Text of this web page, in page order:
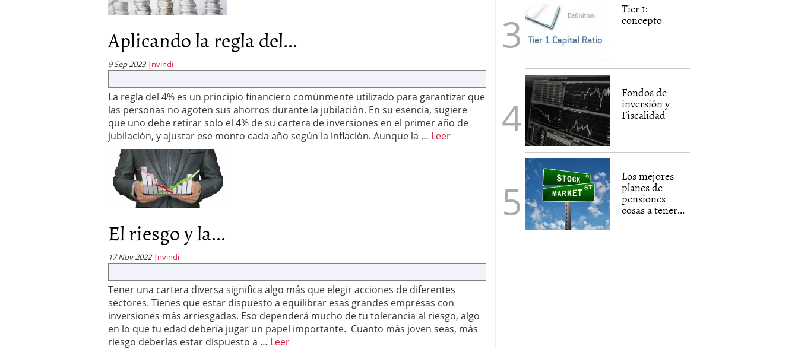
Aplicando la regla del...
9 Sep 2023 nvindi
La regla del 4% es un principio financiero comúnmente utilizado para garantizar que
las personas no agoten sus ahorros durante la jubilación. En su esencia, sugiere
que uno debe retirar solo el 4% de su cartera de inversiones en el primer año de
jubilación, y ajustar ese monto cada año según la inflación. Aunque la … Leer
El riesgo y la...
17 Nov 2022 nvindi
Tener una cartera diversa significa algo más que elegir acciones de diferentes
sectores. Tienes que estar dispuesto a equilibrar esas grandes empresas con
inversiones más arriesgadas. Eso dependerá mucho de tu tolerancia al riesgo, algo
en lo que tu edad debería jugar un papel importante. Cuanto más joven seas, más
riesgo deberías estar dispuesto a … Leer
Tier 1:
concepto
Fondos de
inversión y
Fiscalidad
Los mejores
planes de
pensiones
cosas a tener...